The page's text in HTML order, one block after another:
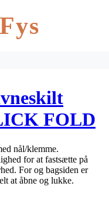
FOLD
og
nål/klemme.
for at fastsætte på
For og bagsiden er
at åbne og lukke.